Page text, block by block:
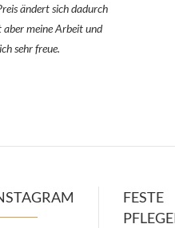
ändert sich dadurch
meine Arbeit und
sehr freue.
FESTE